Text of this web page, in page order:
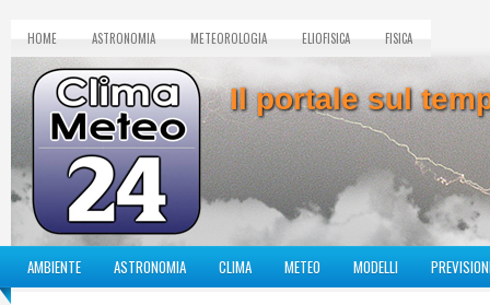
HOME ASTRONOMIA METEOROLOGIA ELIOFISICA FISICA
Il portale sul
AMBIENTE ASTRONOMIA CLIMA METEO MODELLI